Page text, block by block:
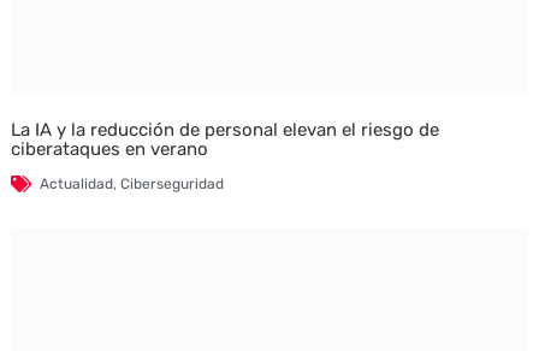
La IA y la reducción de personal elevan el riesgo de
ciberataques en verano
Actualidad, Ciberseguridad